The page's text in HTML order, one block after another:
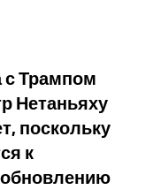
с Трампом
Нетаньяху
поскольку
к